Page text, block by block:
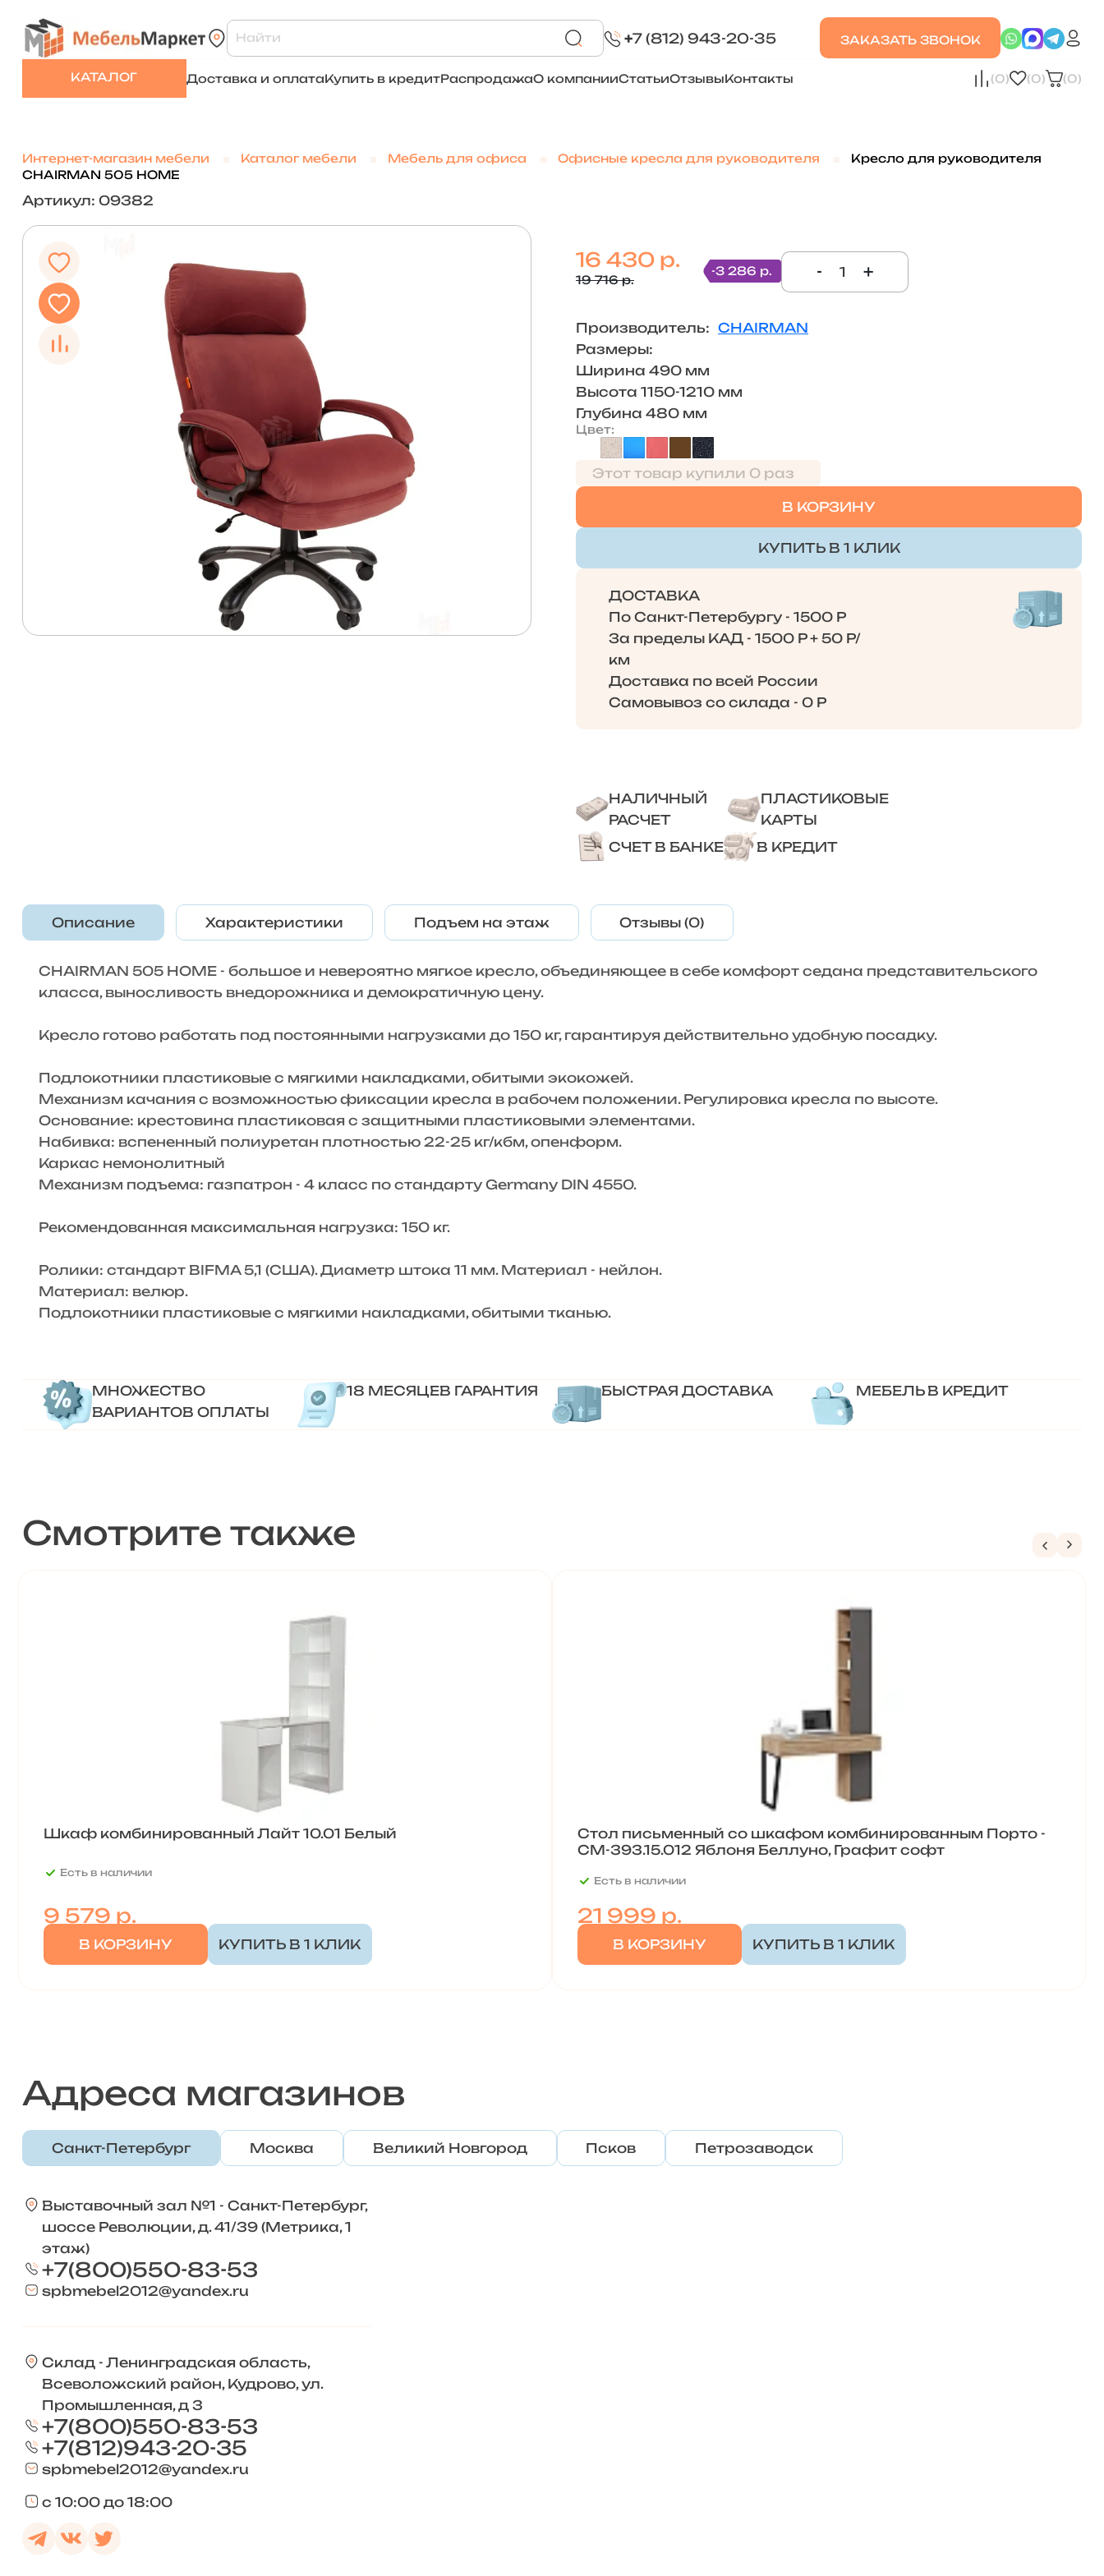
+7 (812) 943-20-35 ЗАКАЗАТЬ ЗВОНОК
КАТАЛОГ Доставка и оплатаКупить в кредитРаспродажаО компанииСтатьиОтзывыКонтакты (0) (0) (0)
Интернет-магазин мебели Каталог мебели Мебель для офиса Офисные кресла для руководителя
Кресло для руководителя
CHAIRMAN 505 HOME
Артикул: 09382
16 430 р.
19 716 р.
-3 286 р. - +
Производитель: CHAIRMAN
Размеры:
Ширина 490 мм
Высота 1150-1210 мм
Глубина 480 мм
Цвет
Этот товар купили 0 раз
В КОРЗИНУ
КУПИТЬ В 1 КЛИК
ДОСТАВКА
По Санкт-Петербургу - 1500 Р
За пределы КАД - 1500 Р + 50 Р/
км
Доставка по всей России
Самовывоз со склада - 0 Р
НАЛИЧНЫЙ
РАСЧЕТ
ПЛАСТИКОВЫЕ
КАРТЫ
СЧЕТ В БАНКЕ
В КРЕДИТ
Описание Характеристики Подъем на этаж Отзывы (0)
CHAIRMAN 505 HOME - большое и невероятно мягкое кресло, объединяющее в себе комфорт седана представительского
класса, выносливость внедорожника и демократичную цену.
Кресло готово работать под постоянными нагрузками до 150 кг, гарантируя действительно удобную посадку.
Подлокотники пластиковые с мягкими накладками, обитыми экокожей.
Механизм качания с возможностью фиксации кресла в рабочем положении. Регулировка кресла по высоте.
Основание: крестовина пластиковая с защитными пластиковыми элементами.
Набивка: вспененный полиуретан плотностью 22-25 кг/кбм, опенформ.
Каркас немонолитный
Механизм подъема: газпатрон - 4 класс по стандарту Germany DIN 4550.
Рекомендованная максимальная нагрузка: 150 кг.
Ролики: стандарт BIFMA 5,1 (США). Диаметр штока 11 мм. Материал - нейлон.
Материал: велюр.
Подлокотники пластиковые с мягкими накладками, обитыми тканью.
МНОЖЕСТВО
ВАРИАНТОВ ОПЛАТЫ
18 МЕСЯЦЕВ ГАРАНТИЯ БЫСТРАЯ ДОСТАВКА МЕБЕЛЬ В КРЕДИТ
Смотрите также
Шкаф комбинированный Лайт 10.01 Белый
Есть в наличии
9 579 р.
В КОРЗИНУ КУПИТЬ В 1 КЛИК
Стол письменный со шкафом комбинированным Порто -
СМ-393.15.012 Яблоня Беллуно, Графит софт
Есть в наличии
21 999 р.
В КОРЗИНУ КУПИТЬ В 1 КЛИК
Адреса магазинов
Санкт-Петербург Москва Великий Новгород Псков Петрозаводск
Выставочный зал №1 - Санкт-Петербург,
шоссе Революции, д. 41/39 (Метрика, 1
этаж)
+7(800)550-83-53
spbmebel2012@yandex.ru
Склад - Ленинградская область,
Всеволожский район, Кудрово, ул.
Промышленная, д 3
+7(800)550-83-53
+7(812)943-20-35
spbmebel2012@yandex.ru
с 10:00 до 18:00